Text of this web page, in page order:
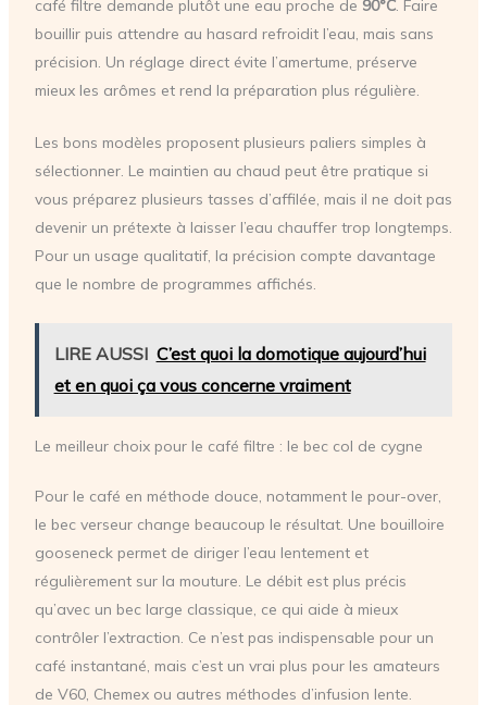
café filtre demande plutôt une eau proche de 90°C. Faire
bouillir puis attendre au hasard refroidit l’eau, mais sans
précision. Un réglage direct évite l’amertume, préserve
mieux les arômes et rend la préparation plus régulière.
Les bons modèles proposent plusieurs paliers simples à
sélectionner. Le maintien au chaud peut être pratique si
vous préparez plusieurs tasses d’affilée, mais il ne doit pas
devenir un prétexte à laisser l’eau chauffer trop longtemps.
Pour un usage qualitatif, la précision compte davantage
que le nombre de programmes affichés.
LIRE AUSSI C’est quoi la domotique aujourd’hui
et en quoi ça vous concerne vraiment
Le meilleur choix pour le café filtre : le bec col de cygne
Pour le café en méthode douce, notamment le pour-over,
le bec verseur change beaucoup le résultat. Une bouilloire
gooseneck permet de diriger l’eau lentement et
régulièrement sur la mouture. Le débit est plus précis
qu’avec un bec large classique, ce qui aide à mieux
contrôler l’extraction. Ce n’est pas indispensable pour un
café instantané, mais c’est un vrai plus pour les amateurs
de V60, Chemex ou autres méthodes d’infusion lente.